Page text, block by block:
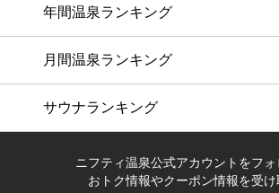
年間温泉ランキング
月間温泉ランキング
サウナランキング
ニフティ温泉公式アカウントをフォ
おトク情報やクーポン情報を受け